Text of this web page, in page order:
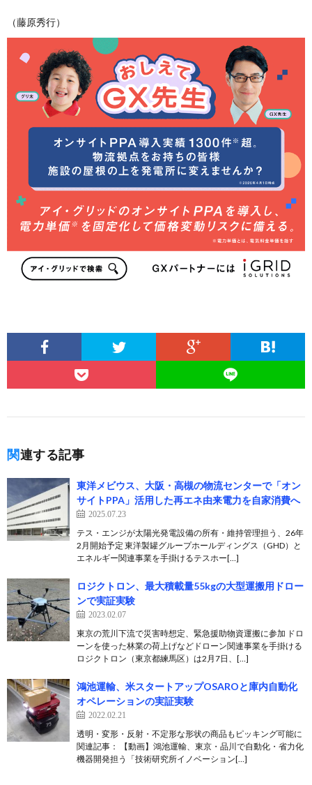
（藤原秀行）
関連する記事
東洋メビウス、大阪・高槻の物流センターで「オン
サイトPPA」活用した再エネ由来電力を自家消費へ
2025.07.23
テス・エンジが太陽光発電設備の所有・維持管理担う、26年
2月開始予定 東洋製罐グループホールディングス（GHD）と
エネルギー関連事業を手掛けるテスホー[…]
ロジクトロン、最大積載量55kgの大型運搬用ドロー
ンで実証実験
2023.02.07
東京の荒川下流で災害時想定、緊急援助物資運搬に参加 ドロ
ーンを使った林業の荷上げなどドローン関連事業を手掛ける
ロジクトロン（東京都練馬区）は2月7日、[…]
鴻池運輸、米スタートアップOSAROと庫内自動化
オペレーションの実証実験
2022.02.21
透明・変形・反射・不定形な形状の商品もピッキング可能に
関連記事： 【動画】鴻池運輸、東京・品川で自動化・省力化
機器開発担う「技術研究所イノベーション[…]